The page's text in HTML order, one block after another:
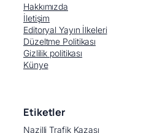
Hakkımızda
İletişim
Editoryal Yayın İlkeleri
Düzeltme Politikası
Gizlilik politikası
Künye
Etiketler
Nazilli Trafik Kazası